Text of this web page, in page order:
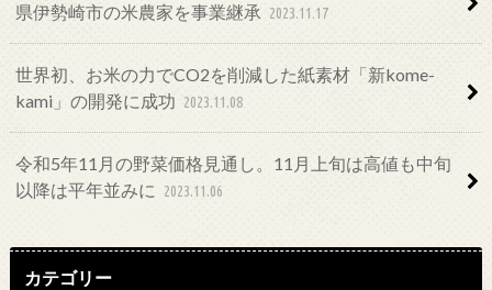
県伊勢崎市の米農家を事業継承 2023.11.17
世界初、お米の力でCO2を削減した紙素材「新kome-
kami」の開発に成功 2023.11.08
令和5年11月の野菜価格見通し。11月上旬は高値も中旬
以降は平年並みに
2023.11.06
カテゴリー